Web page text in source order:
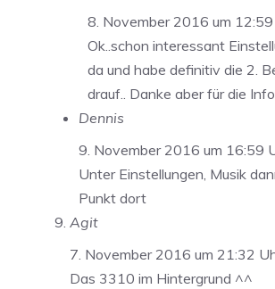
8. November 2016 um
Ok..schon interessant
da und habe definitiv die 2.
drauf.. Danke aber für die
Dennis
9. November 2016 um 16:59
Unter Einstellungen, Musik
Punkt dort
Agit
7. November 2016 um 21:32
Das 3310 im Hintergrund ^^